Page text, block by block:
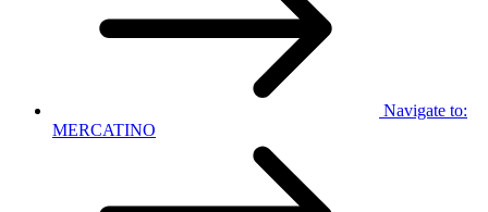
Navigate to:
MERCATINO